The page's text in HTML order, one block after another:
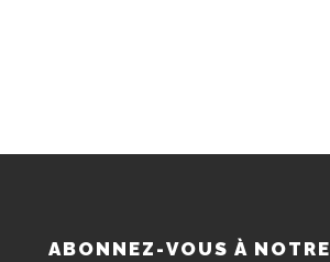
ABONNEZ-VOUS À NOTRE